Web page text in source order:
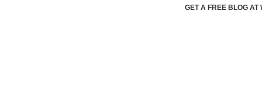
GET A FREE BLOG AT